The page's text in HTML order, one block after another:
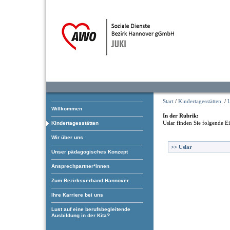
Willkommen
Kindertagesstätten
Wir über uns
Unser pädagogisches Konzept
Ansprechpartner*innen
Zum Bezirksverband Hannover
Ihre Karriere bei uns
Lust auf eine berufsbegleitende
Ausbildung in der Kita?
Start / Kindertagesstätten /
In der Rubrik:
Uslar finden Sie folgende
>> Uslar